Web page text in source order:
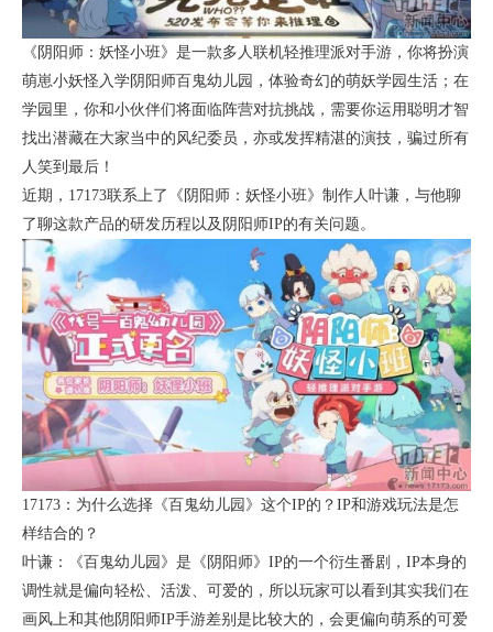
《阴阳师：妖怪小班》是一款多人联机轻推理派对手游，你将扮演
萌崽小妖怪入学阴阳师百鬼幼儿园，体验奇幻的萌妖学园生活；在
学园里，你和小伙伴们将面临阵营对抗挑战，需要你运用聪明才智
找出潜藏在大家当中的风纪委员，亦或发挥精湛的演技，骗过所有
人笑到最后！
近期，17173联系上了《阴阳师：妖怪小班》制作人叶谦，与他聊
了聊这款产品的研发历程以及阴阳师IP的有关问题。
17173：为什么选择《百鬼幼儿园》这个IP的？IP和游戏玩法是怎
样结合的？
叶谦：《百鬼幼儿园》是《阴阳师》IP的一个衍生番剧，IP本身的
调性就是偏向轻松、活泼、可爱的，所以玩家可以看到其实我们在
画风上和其他阴阳师IP手游差别是比较大的，会更偏向萌系的可爱